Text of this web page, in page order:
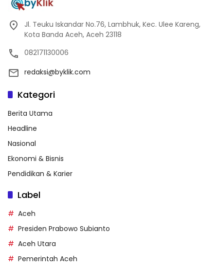
Jl. Teuku Iskandar No.76, Lambhuk, Kec. Ulee Kareng,
Kota Banda Aceh, Aceh 23118
082171130006
redaksi@byklik.com
Kategori
Berita Utama
Headline
Nasional
Ekonomi & Bisnis
Pendidikan & Karier
Label
Aceh
Presiden Prabowo Subianto
Aceh Utara
Pemerintah Aceh